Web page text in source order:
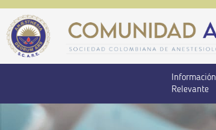
Información
Relevante